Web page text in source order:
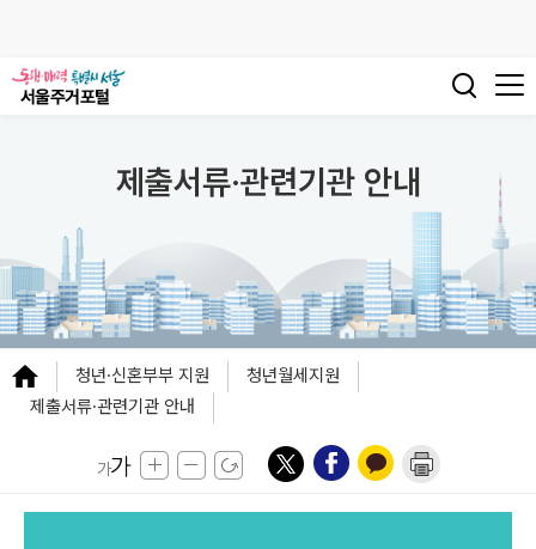
제출서류·관련기관 안내
청년·신혼부부 지원
청년월세지원
제출서류·관련기관 안내